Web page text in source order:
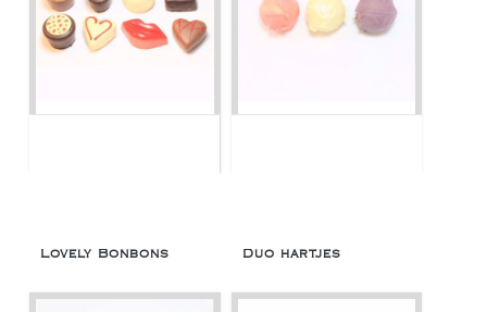
Lovely Bonbons Duo hartjes